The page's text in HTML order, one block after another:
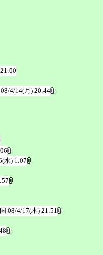
08/4/14(月) 20:44
水) 1:07
08/4/17(木) 21:51